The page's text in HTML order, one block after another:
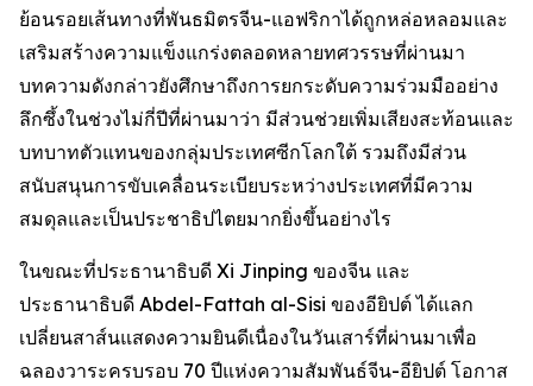
ย้อนรอยเส้นทางที่พันธมิตรจีน-แอฟริกาได้ถูกหล่อหลอมและ
เสริมสร้างความแข็งแกร่งตลอดหลายทศวรรษที่ผ่านมา
บทความดังกล่าวยังศึกษาถึงการยกระดับความร่วมมืออย่าง
ลึกซึ้งในช่วงไม่กี่ปีที่ผ่านมาว่า มีส่วนช่วยเพิ่มเสียงสะท้อนและ
บทบาทตัวแทนของกลุ่มประเทศซีกโลกใต้ รวมถึงมีส่วน
สนับสนุนการขับเคลื่อนระเบียบระหว่างประเทศที่มีความ
สมดุลและเป็นประชาธิปไตยมากยิ่งขึ้นอย่างไร
ในขณะที่ประธานาธิบดี Xi Jinping ของจีน และ
ประธานาธิบดี Abdel-Fattah al-Sisi ของอียิปต์ ได้แลก
เปลี่ยนสาส์นแสดงความยินดีเนื่องในวันเสาร์ที่ผ่านมาเพื่อ
ฉลองวาระครบรอบ 70 ปีแห่งความสัมพันธ์จีน-อียิปต์ โอกาส